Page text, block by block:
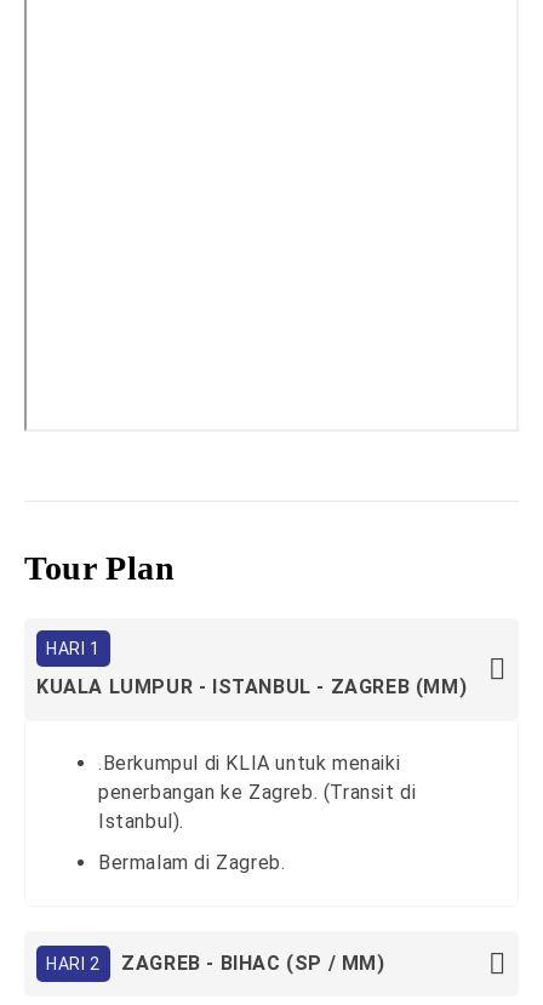
Tour Plan
HARI 1
KUALA LUMPUR - ISTANBUL - ZAGREB (MM)
.Berkumpul di KLIA untuk menaiki
penerbangan ke Zagreb. (Transit di
Istanbul).
Bermalam di Zagreb.
HARI 2 ZAGREB - BIHAC (SP / MM)